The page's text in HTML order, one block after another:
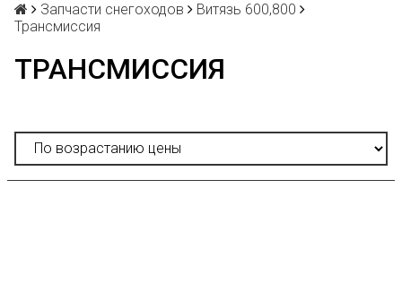
Запчасти снегоходов
Витязь 600,800
Трансмиссия
ТРАНСМИССИЯ